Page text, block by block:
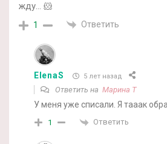
жду… 🐹
1 Ответить
ElenaS 5 лет назад
Ответить на Марина Т
У меня уже списали. Я тааак
1 Ответить